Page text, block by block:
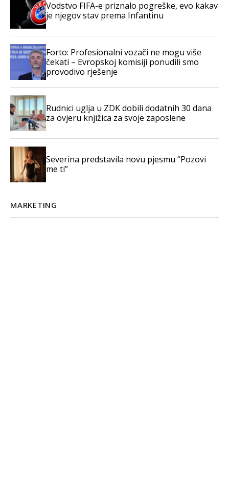
Vodstvo FIFA-e priznalo pogreške, evo kakav
je njegov stav prema Infantinu
Forto: Profesionalni vozači ne mogu više
čekati – Evropskoj komisiji ponudili smo
provodivo rješenje
Rudnici uglja u ZDK dobili dodatnih 30 dana
za ovjeru knjižica za svoje zaposlene
Severina predstavila novu pjesmu “Pozovi
me ti”
MARKETING